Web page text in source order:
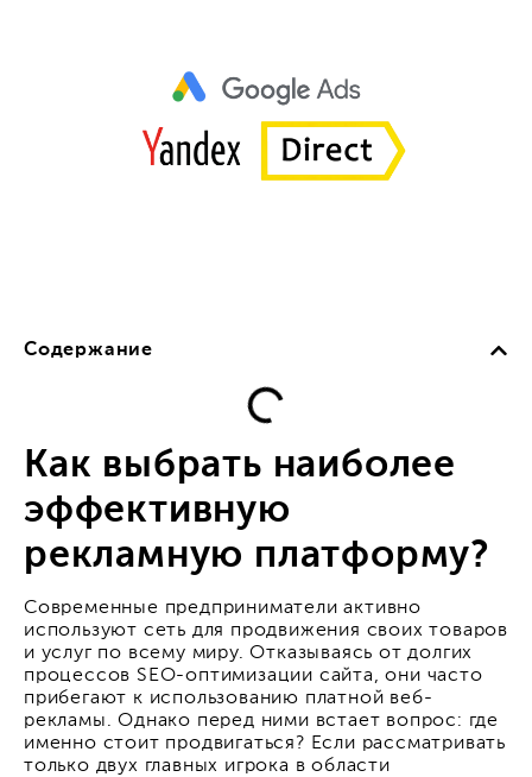
Содержание
Как выбрать наиболее
эффективную
рекламную платформу?
Современные предприниматели активно
используют сеть для продвижения своих товаров
и услуг по всему миру. Отказываясь от долгих
процессов SEO-оптимизации сайта, они часто
прибегают к использованию платной веб-
рекламы. Однако перед ними встает вопрос: где
именно стоит продвигаться? Если рассматривать
только двух главных игрока в области